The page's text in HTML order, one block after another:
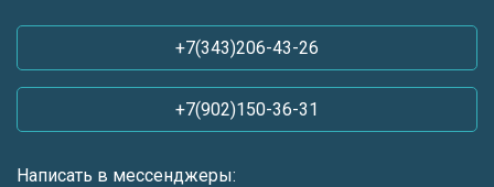
+7(343)206-43-26
+7(902)150-36-31
Написать в мессенджеры: